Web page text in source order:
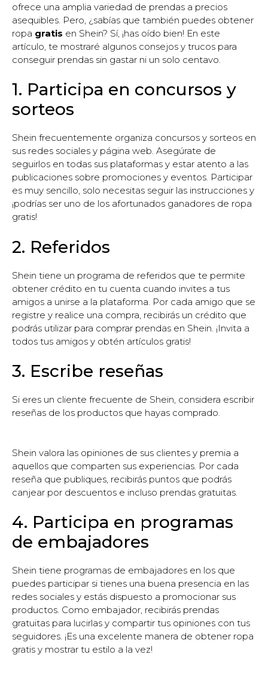
ofrece una amplia variedad de prendas a precios
asequibles. Pero, ¿sabías que también puedes obtener
ropa gratis en Shein? Sí, ¡has oído bien! En este
artículo, te mostraré algunos consejos y trucos para
conseguir prendas sin gastar ni un solo centavo.
1. Participa en concursos y
sorteos
Shein frecuentemente organiza concursos y sorteos en
sus redes sociales y página web. Asegúrate de
seguirlos en todas sus plataformas y estar atento a las
publicaciones sobre promociones y eventos. Participar
es muy sencillo, solo necesitas seguir las instrucciones y
¡podrías ser uno de los afortunados ganadores de ropa
gratis!
2. Referidos
Shein tiene un programa de referidos que te permite
obtener crédito en tu cuenta cuando invites a tus
amigos a unirse a la plataforma. Por cada amigo que se
registre y realice una compra, recibirás un crédito que
podrás utilizar para comprar prendas en Shein. ¡Invita a
todos tus amigos y obtén artículos gratis!
3. Escribe reseñas
Si eres un cliente frecuente de Shein, considera escribir
reseñas de los productos que hayas comprado.
Shein valora las opiniones de sus clientes y premia a
aquellos que comparten sus experiencias. Por cada
reseña que publiques, recibirás puntos que podrás
canjear por descuentos e incluso prendas gratuitas.
4. Participa en programas
de embajadores
Shein tiene programas de embajadores en los que
puedes participar si tienes una buena presencia en las
redes sociales y estás dispuesto a promocionar sus
productos. Como embajador, recibirás prendas
gratuitas para lucirlas y compartir tus opiniones con tus
seguidores. ¡Es una excelente manera de obtener ropa
gratis y mostrar tu estilo a la vez!